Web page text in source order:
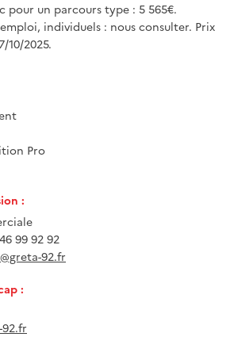
pour un parcours type : 5 565€.
individuels : nous consulter. Prix
10/2025.
Pro
:
99 92 92
92.fr
: